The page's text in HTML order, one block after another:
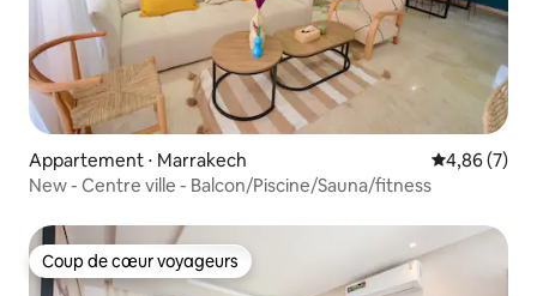
Appartement ⋅ Marrakech Évaluation
4,86 (7)
New - Centre ville - Balcon/Piscine/Sauna/fitness
Coup de cœur voyageurs
Coup de cœur voyageurs